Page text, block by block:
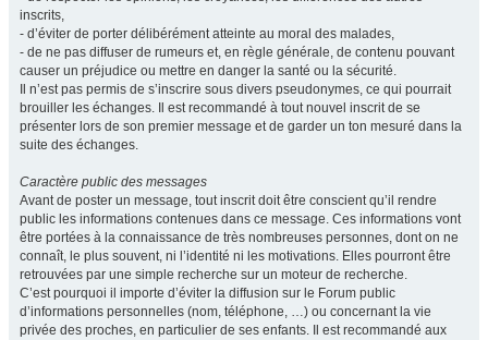
inscrits,
- d’éviter de porter délibérément atteinte au moral des malades,
- de ne pas diffuser de rumeurs et, en règle générale, de contenu pouvant
causer un préjudice ou mettre en danger la santé ou la sécurité.
Il n’est pas permis de s’inscrire sous divers pseudonymes, ce qui pourrait
brouiller les échanges. Il est recommandé à tout nouvel inscrit de se
présenter lors de son premier message et de garder un ton mesuré dans la
suite des échanges.
Caractère public des messages
Avant de poster un message, tout inscrit doit être conscient qu’il rendre
public les informations contenues dans ce message. Ces informations vont
être portées à la connaissance de très nombreuses personnes, dont on ne
connaît, le plus souvent, ni l’identité ni les motivations. Elles pourront être
retrouvées par une simple recherche sur un moteur de recherche.
C’est pourquoi il importe d’éviter la diffusion sur le Forum public
d’informations personnelles (nom, téléphone, …) ou concernant la vie
privée des proches, en particulier de ses enfants. Il est recommandé aux